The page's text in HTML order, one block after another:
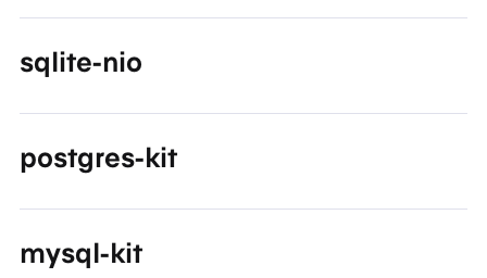
sqlite-nio
postgres-kit
mysql-kit